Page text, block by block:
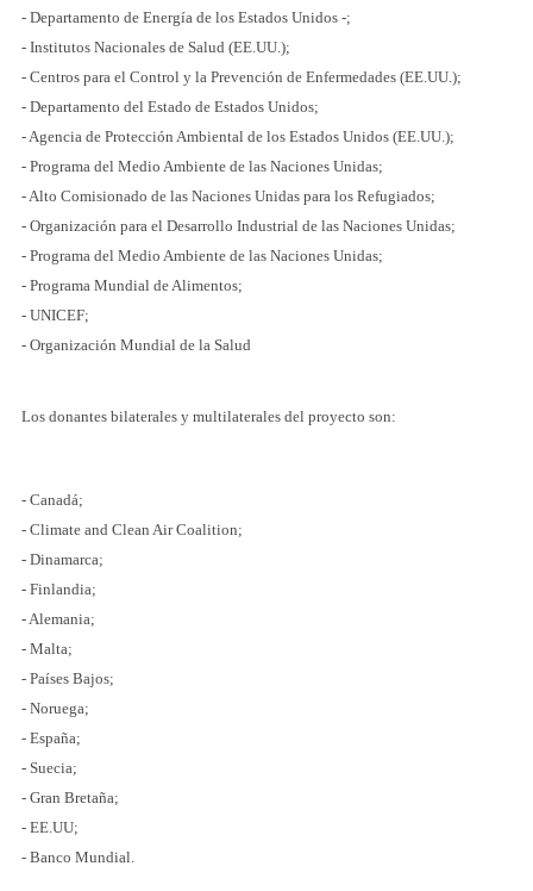
- Departamento de Energía de los Estados Unidos -;
- Institutos Nacionales de Salud (EE.UU.);
- Centros para el Control y la Prevención de Enfermedades (EE.UU.);
- Departamento del Estado de Estados Unidos;
- Agencia de Protección Ambiental de los Estados Unidos (EE.UU.);
- Programa del Medio Ambiente de las Naciones Unidas;
- Alto Comisionado de las Naciones Unidas para los Refugiados;
- Organización para el Desarrollo Industrial de las Naciones Unidas;
- Programa del Medio Ambiente de las Naciones Unidas;
- Programa Mundial de Alimentos;
- UNICEF;
- Organización Mundial de la Salud
Los donantes bilaterales y multilaterales del proyecto son:
- Canadá;
- Climate and Clean Air Coalition;
- Dinamarca;
- Finlandia;
- Alemania;
- Malta;
- Países Bajos;
- Noruega;
- España;
- Suecia;
- Gran Bretaña;
- EE.UU;
- Banco Mundial.